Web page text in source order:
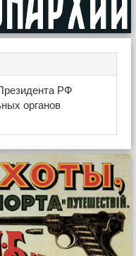
РФ
органов